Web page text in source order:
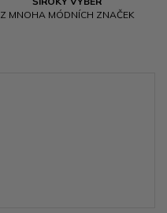
Z MNOHA MÓDNÍCH ZNAČEK